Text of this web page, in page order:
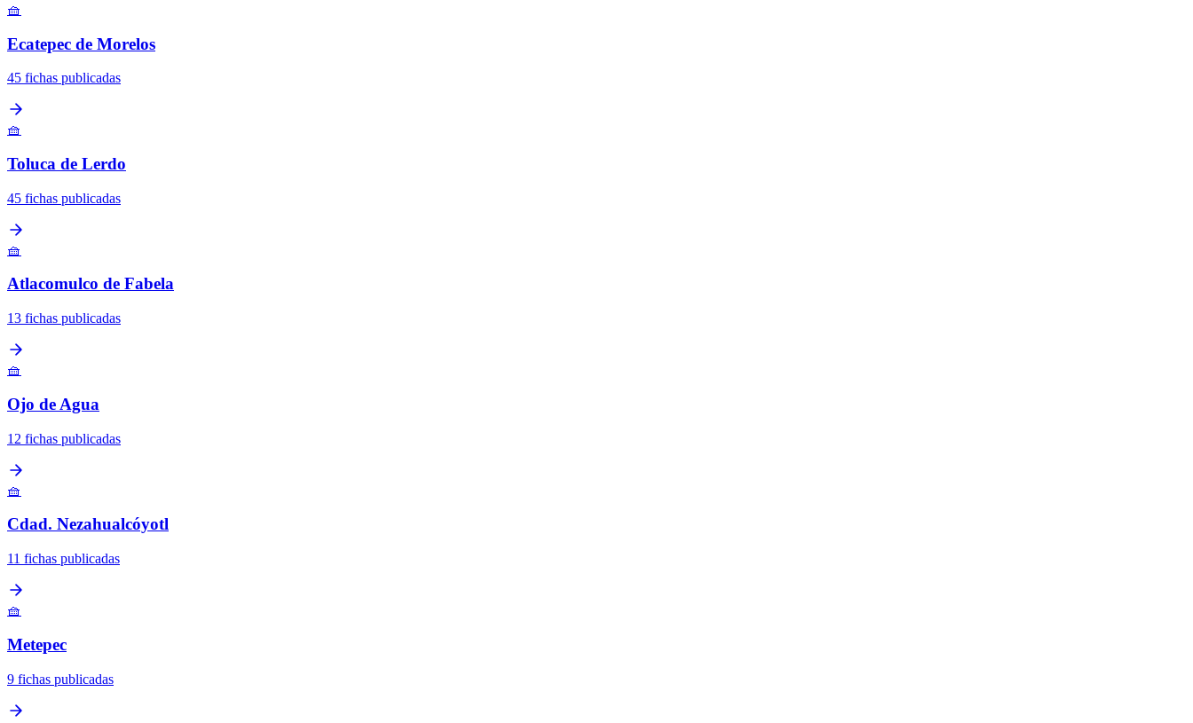
🧺
Ecatepec de Morelos
45 fichas publicadas
🧺
Toluca de Lerdo
45 fichas publicadas
🧺
Atlacomulco de Fabela
13 fichas publicadas
🧺
Ojo de Agua
12 fichas publicadas
🧺
Cdad. Nezahualcóyotl
11 fichas publicadas
🧺
Metepec
9 fichas publicadas